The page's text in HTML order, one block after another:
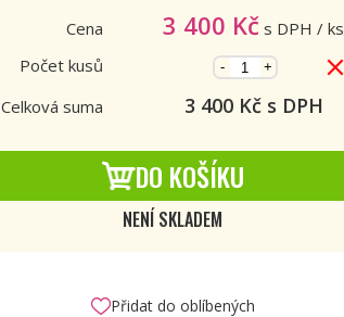
Cena 3 400 Kč s DPH / ks
Počet kusů
- +
Celková suma 3 400Kč s DPH
DO KOŠÍKU
NENÍ SKLADEM
Přidat do oblíbených